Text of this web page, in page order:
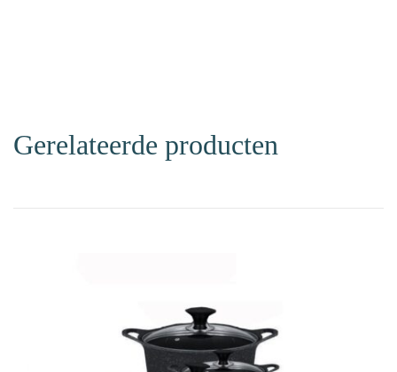
Gerelateerde producten